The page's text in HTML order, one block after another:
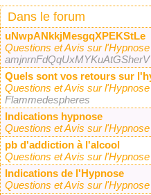
Dans le forum
uNwpANkkjMesgqXPEKStLe
Questions et Avis sur
amjnrnFdQqUxMYKuAtGSherV
Quels sont vos retours sur
Questions et Avis sur
Flammedespheres
Indications hypnose
Questions et Avis sur
pb d'addiction à l'alcool
Questions et Avis sur
Indications de l'Hypnose
Questions et Avis sur